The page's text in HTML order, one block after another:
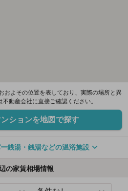
およその位置を表しており、実際の場所と異
動産会社に直接ご確認ください。
ションを地図で探す
銭湯・銭湯などの温浴施設
の家賃相場情報